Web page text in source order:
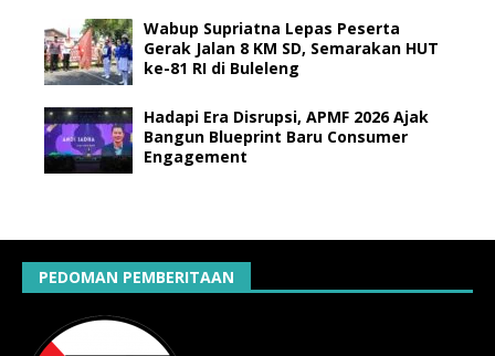
Wabup Supriatna Lepas Peserta
Gerak Jalan 8 KM SD, Semarakan HUT
ke-81 RI di Buleleng
Hadapi Era Disrupsi, APMF 2026 Ajak
Bangun Blueprint Baru Consumer
Engagement
PEDOMAN PEMBERITAAN